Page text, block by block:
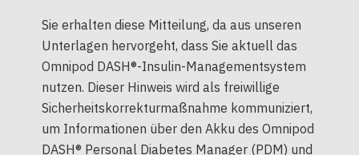
Sie erhalten diese Mitteilung, da aus unseren
Unterlagen hervorgeht, dass Sie aktuell das
Omnipod DASH®-Insulin-Managementsystem
nutzen. Dieser Hinweis wird als freiwillige
Sicherheitskorrekturmaßnahme kommuniziert,
um Informationen über den Akku des Omnipod
DASH® Personal Diabetes Manager (PDM) und